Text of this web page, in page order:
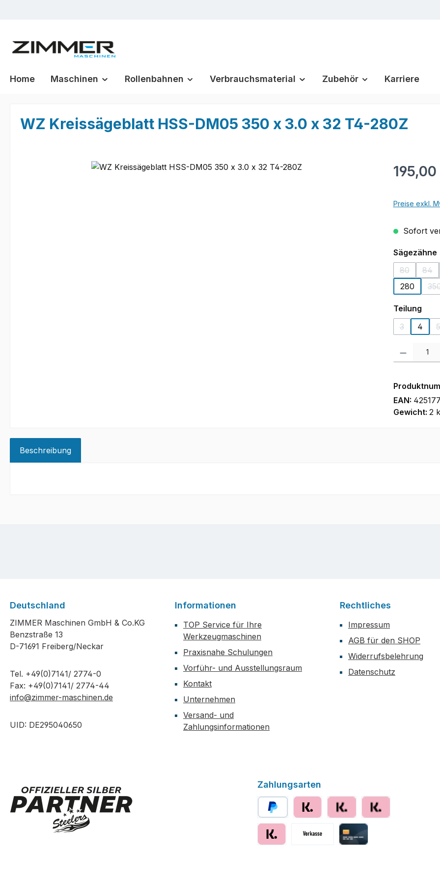
Home Maschinen Rollenbahnen Verbrauchsmaterial Zubehör Karriere
WZ Kreissägeblatt HSS-DM05 350 x 3.0 x 32 T4-280Z
Bildergalerie überspringen Regulärer
195,00
Preise exkl.
Sofort
Sägezähne
80
(Diese
84
280
Teilung
3
(Diese
4 5
Produkt
EAN:
Gewicht: 2
Beschreibung
Informationen
TOP Service für Ihre
Werkzeugmaschinen
Praxisnahe Schulungen
Vorführ- und Ausstellungsraum
Kontakt
Unternehmen
Versand- und
Zahlungsinformationen
Rechtliches
Impressum
AGB für den SHOP
Widerrufsbelehrung
Datenschutz
Zahlungsarten
PayPal Klarna Ratenzahlung
Klarna Rechnung
Deutschland
ZIMMER Maschinen GmbH & Co.KG
Benzstraße 13
D-71691 Freiberg/Neckar
Tel. +49(0)7141/ 2774-0
Fax: +49(0)7141/ 2774-44
info@zimmer-maschinen.de
UID: DE295040650